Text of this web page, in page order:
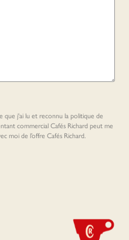
que j'ai lu et reconnu la politique de
commercial Cafés Richard peut me
moi de l’offre Cafés Richard.